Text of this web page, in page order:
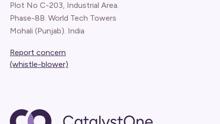
Plot No C-203, Industrial Area.
Phase-8B. World Tech Towers
Mohali (Punjab). India
Report concern
(whistle-blower)